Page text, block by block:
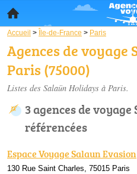
Accueil > Île-de-France > Paris
Agences de voyage
Paris (75000)
Listes des Salaün Holidays à Paris.
3 agences de
référencées
Espace Voyage Salaun Evasion
130 Rue Saint Charles, 75015 Paris